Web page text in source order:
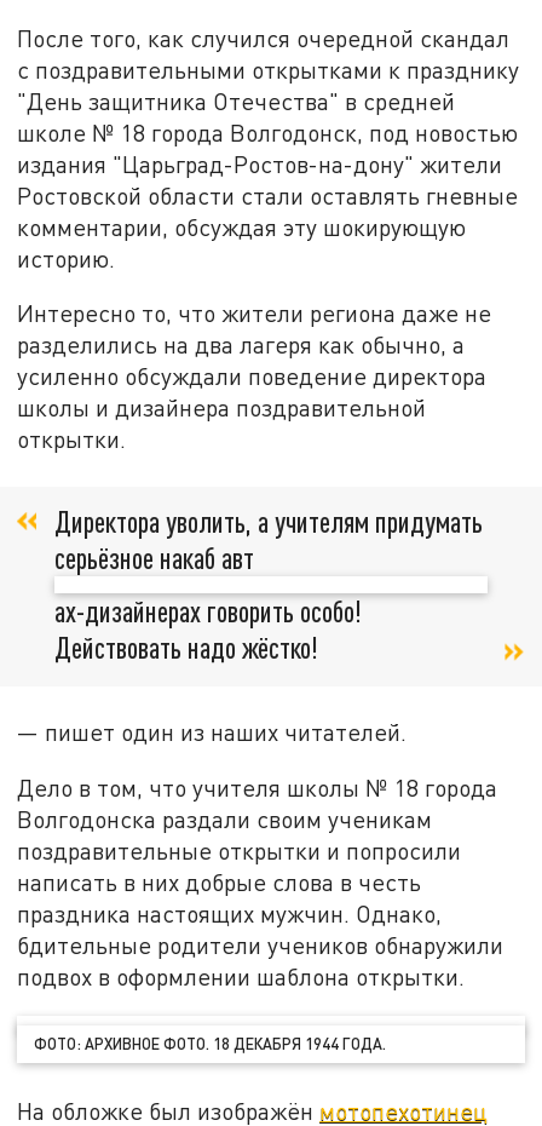
После того, как случился очередной скандал
с поздравительными открытками к празднику
"День защитника Отечества" в средней
школе № 18 города Волгодонск, под новостью
издания "Царьград-Ростов-на-дону" жители
Ростовской области стали оставлять гневные
комментарии, обсуждая эту шокирующую
историю.
Интересно то, что жители региона даже не
разделились на два лагеря как обычно, а
усиленно обсуждали поведение директора
школы и дизайнера поздравительной
открытки.
Директора уволить, а учителям придумать
серьёзное накаб авт
ах-дизайнерах говорить особо!
Действовать надо жёстко!
— пишет один из наших читателей.
Дело в том, что учителя школы № 18 города
Волгодонска раздали своим ученикам
поздравительные открытки и попросили
написать в них добрые слова в честь
праздника настоящих мужчин. Однако,
бдительные родители учеников обнаружили
подвох в оформлении шаблона открытки.
ФОТО: АРХИВНОЕ ФОТО. 18 ДЕКАБРЯ 1944 ГОДА.
На обложке был изображён мотопехотинец